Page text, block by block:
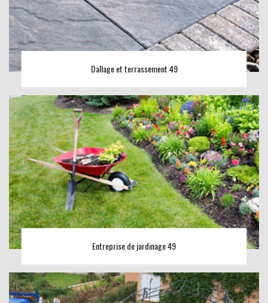
Dallage et terrassement 49
Entreprise de jardinage 49